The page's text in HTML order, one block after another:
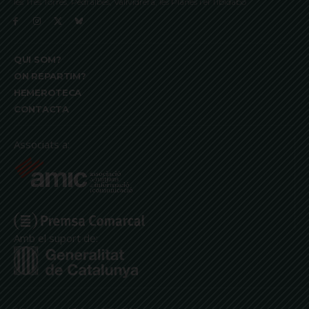
QUI SOM?
ON REPARTIM?
HEMEROTECA
CONTACTA
Associats a:
Amb el suport de: